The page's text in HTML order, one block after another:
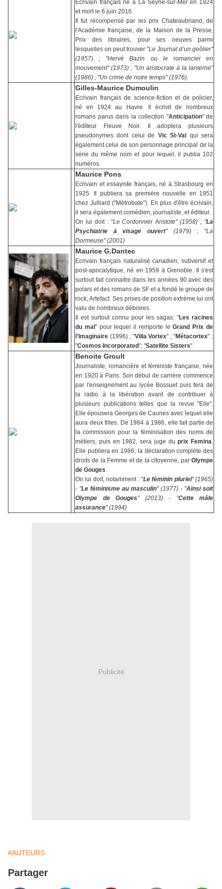
Ecrivain français né à La Seyne-sur-Mer en 1924
et mort le 6 juin 2016.
Il fut récompensé par les prix Chateaubriand, de
l'Académie française, de la Maison de la Presse,
Prix des libraires, pour ses oeuves parmi
lesquelles on peut trouver "Le Journal d’un geôlier"
(1957) ; "Hervé Bazin ou le romancier en
mouvement" (1973) ; "Un aristocrate à la lanterne"
(1986) ; "Un crime de notre temps" (1976).
Gilles-Maurice Dumoulin
Ecrivain français de science-fiction et de policier,
né en 1924 au Havre. Il écrivit de nombreux
romans parus dans la collection "Anticipation" de
l'éditeur Fleuve Noir. Il adoptera plusieurs
pseudonymes dont celui de Vic St-Val
qui sera
également celui de son personnage principal de la
série du même nom et pour lequel, il publia 102
numéros.
Maurice Pons
Ecrivain et essayiste français, né à Strasbourg en
1925. Il publiera sa première nouvelle en 1951
chez Julliard ("Métrobate"). En plus d'être écrivain,
il sera également comédien, journaliste, et éditeur.
On lui doit : "Le Cordonnier Aristote" (1958) ; "La
Psychiatrie à visage ouvert" (1979) ; "La
Dormeuse" (2001)
Maurice G.Dantec
Ecrivain français naturalisé canadien, subversif et
post-apocalytique, né en 1959 à Grenoble. Il s'est
surtout fait connaitre dans les années 90 avec des
polars et des romans de SF et a fondé le groupe de
rock, Artefact. Ses prises de position extrème lui ont
valu de nombreux déboires.
Il est surtout connu pour les sagas: "Les racines
du mal " pour lequel il remporte leGrand Prix de
l'Imaginaire (1996) ; "Villa Vortex" ; "Métacortex" ;
"Cosmos Incorporated"; "Satellite Sisters".
Benoite Groult
Journaliste, romancière et féministe française, née
en 1920 à Paris. Son début de carrière commence
par l'enseignement au lycée Bossuet puis fera de
la radio à la libération avant de contribuer à
plusieurs publications telles que la revue "Elle".
Elle épousera Georges de Caunes avec lequel elle
aura deux filles. De 1984 à 1986, elle fait partie de
la commission pour la féminisation des noms de
métiers, puis en 1982, sera juge duprix Femina.
Elle publiera en 1986, la déclaration complète des
droits de la Femme et de la citoyenne, par Olympe
de Gouges.
On lui doit, notamment : "Le féminin pluriel" (1965)
- "Le féminisme au masculin" (1977) - "Ainsi soit
Olympe de Gouges" (2013) - "Cette mâle
assurance" (1994)
Publicité
#AUTEURS
Partager